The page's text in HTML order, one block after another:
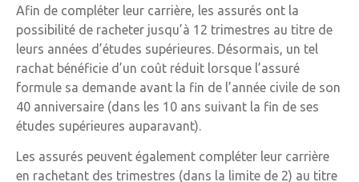
Afin de compléter leur carrière, les assurés ont la
possibilité de racheter jusqu’à 12 trimestres au titre de
leurs années d’études supérieures. Désormais, un tel
rachat bénéficie d’un coût réduit lorsque l’assuré
formule sa demande avant la fin de l’année civile de son
40 anniversaire (dans les 10 ans suivant la fin de ses
études supérieures auparavant).
Les assurés peuvent également compléter leur carrière
en rachetant des trimestres (dans la limite de 2) au titre